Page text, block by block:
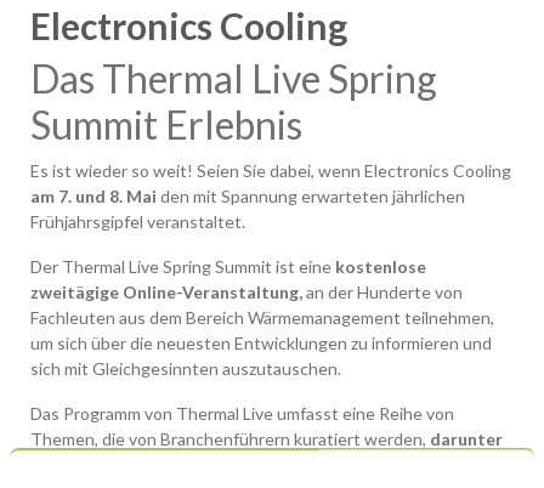
Electronics Cooling
Das Thermal Live Spring
Summit Erlebnis
Es ist wieder so weit! Seien Sie dabei, wenn Electronics Cooling
am 7. und 8. Mai den mit Spannung erwarteten jährlichen
Frühjahrsgipfel veranstaltet.
Der Thermal Live Spring Summit ist eine kostenlose
zweitägige Online-Veranstaltung,an der Hunderte von
Fachleuten aus dem Bereich Wärmemanagement teilnehmen,
um sich über die neuesten Entwicklungen zu informieren und
sich mit Gleichgesinnten auszutauschen.
Das Programm von Thermal Live umfasst eine Reihe von
Themen, die von Branchenführern kuratiert werden, darunter